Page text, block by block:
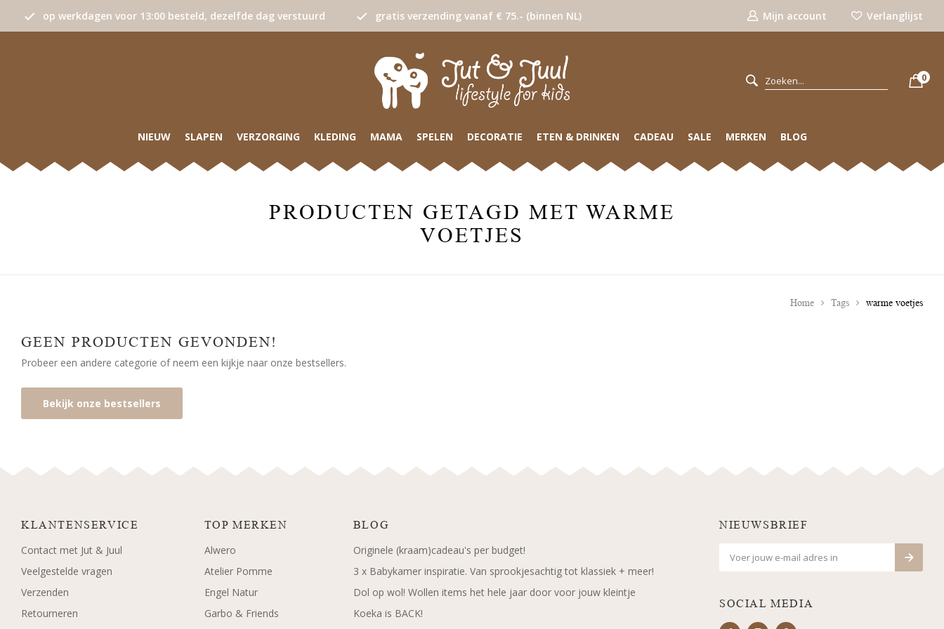
op werkdagen voor 13:00 besteld, dezelfde dag verstuurd gratis verzending vanaf € 75.- (binnen NL) Mijn account Verlanglijst
0
NIEUW SLAPEN VERZORGING KLEDING MAMA SPELEN DECORATIE ETEN & DRINKEN CADEAU SALE MERKEN BLOG
PRODUCTEN GETAGD MET WARME
VOETJES
Home Tags warme voetjes
GEEN PRODUCTEN GEVONDEN!
Probeer een andere categorie of neem een kijkje naar onze bestsellers.
Bekijk onze bestsellers
KLANTENSERVICE
Contact met Jut & Juul
Veelgestelde vragen
Verzenden
Retourneren
TOP MERKEN
Alwero
Atelier Pomme
Engel Natur
Garbo & Friends
BLOG
Originele (kraam)cadeau's per budget!
3 x Babykamer inspiratie. Van sprookjesachtig tot klassiek + meer!
Dol op wol! Wollen items het hele jaar door voor jouw kleintje
Koeka is BACK!
NIEUWSBRIEF
SOCIAL MEDIA